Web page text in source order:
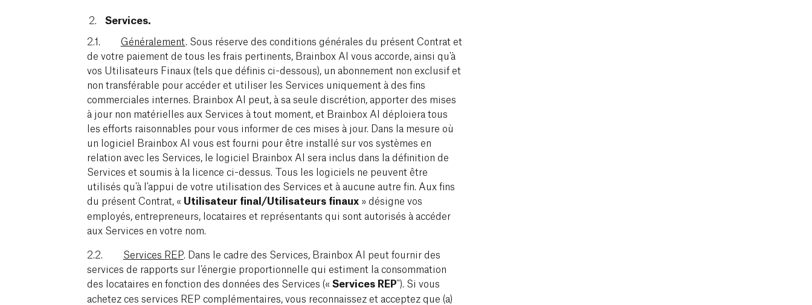
Services.
2.1. Généralement . Sous réserve des conditions générales du présent Contrat et
de votre paiement de tous les frais pertinents, Brainbox AI vous accorde, ainsi qu'à
vos Utilisateurs Finaux (tels que définis ci-dessous), un abonnement non exclusif et
non transférable pour accéder et utiliser les Services uniquement à des fins
commerciales internes. Brainbox AI peut, à sa seule discrétion, apporter des mises
à jour non matérielles aux Services à tout moment, et Brainbox AI déploiera tous
les efforts raisonnables pour vous informer de ces mises à jour. Dans la mesure où
un logiciel Brainbox AI vous est fourni pour être installé sur vos systèmes en
relation avec les Services, le logiciel Brainbox AI sera inclus dans la définition de
Services et soumis à la licence ci-dessus. Tous les logiciels ne peuvent être
utilisés qu'à l'appui de votre utilisation des Services et à aucune autre fin. Aux fins
du présent Contrat, « Utilisateur final/Utilisateurs finaux» désigne vos
employés, entrepreneurs, locataires et représentants qui sont autorisés à accéder
aux Services en votre nom.
2.2. Services REP. Dans le cadre des Services, Brainbox AI peut fournir des
services de rapports sur l’énergie proportionnelle qui estiment la consommation
des locataires en fonction des données des Services (« Services REP"). Si vous
achetez ces services REP complémentaires, vous reconnaissez et acceptez que (a)